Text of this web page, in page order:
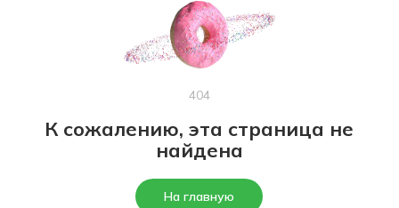
404
К сожалению, эта страница не
найдена
На главную